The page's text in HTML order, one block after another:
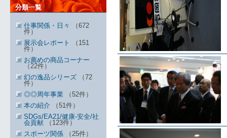
分類一覧
仕事関係・日々
（672
件）
展示会レポート
（151
件）
お薦めの商品コーナー
（22件）
幻の逸品シリーズ （72
件）
◎◎周年事業 （52件）
本の紹介 （51件）
SDGs/EA21/健康-安全/社
会貢献 （123件）
スポーツ関係 （25件）